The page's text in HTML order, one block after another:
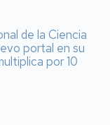
de la Ciencia
portal en su
por 10